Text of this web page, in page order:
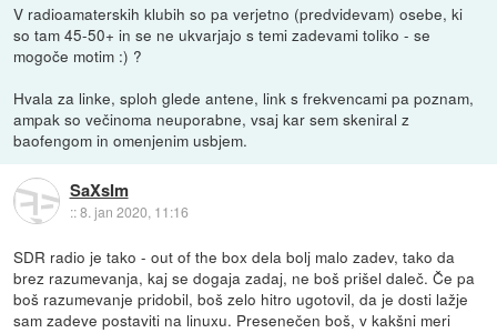
V radioamaterskih klubih so pa verjetno (predvidevam) osebe, ki
so tam 45-50+ in se ne ukvarjajo s temi zadevami toliko - se
mogoče motim :) ?
Hvala za linke, sploh glede antene, link s frekvencami pa poznam,
ampak so večinoma neuporabne, vsaj kar sem skeniral z
baofengom in omenjenim usbjem.
SaXsIm
::8. jan 2020, 11:16
SDR radio je tako - out of the box dela bolj malo zadev, tako da
brez razumevanja, kaj se dogaja zadaj, ne boš prišel daleč. Če pa
boš razumevanje pridobil, boš zelo hitro ugotovil, da je dosti lažje
sam zadeve postaviti na linuxu. Presenečen boš, v kakšni meri